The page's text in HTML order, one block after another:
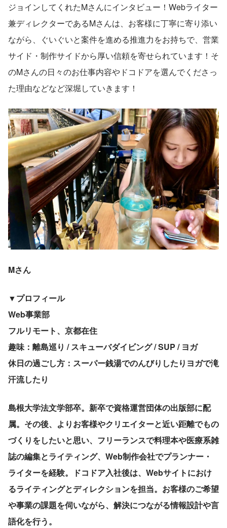
ジョインしてくれたMさんにインタビュー！Webライター
兼ディレクターであるMさんは、お客様に丁寧に寄り添い
ながら、ぐいぐいと案件を進める推進力をお持ちで、営業
サイド・制作サイドから厚い信頼を寄せられています！そ
のMさんの日々のお仕事内容やドコドアを選んでくださっ
た理由などなど深堀していきます！
Mさん
▼プロフィール
Web事業部
フルリモート、京都在住
趣味：離島巡り / スキューバダイビング / SUP / ヨガ
休日の過ごし方：スーパー銭湯でのんびりしたりヨガで滝
汗流したり
島根大学法文学部卒。新卒で資格運営団体の出版部に配
属。その後、よりお客様やクリエイターと近い距離でもの
づくりをしたいと思い、フリーランスで料理本や医療系雑
誌の編集とライティング、Web制作会社でプランナー・
ライターを経験。ドコドア入社後は、Webサイトにおけ
るライティングとディレクションを担当。お客様のご希望
や事業の課題を伺いながら、解決につながる情報設計や言
語化を行う。